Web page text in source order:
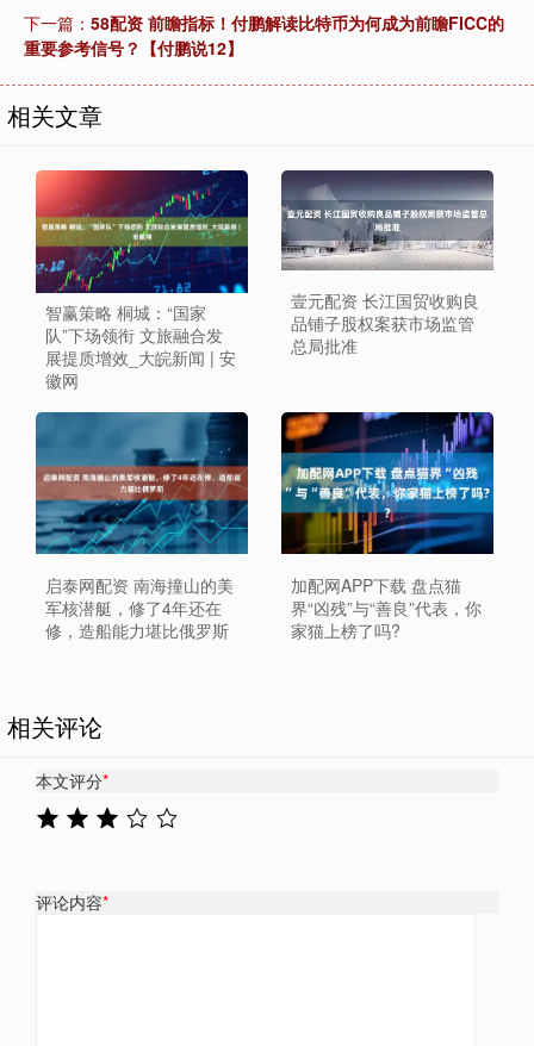
下一篇： 58配资 前瞻指标！付鹏解读比特币为何成为前瞻FICC的
重要参考信号？【付鹏说12】
相关文章
智赢策略 桐城：“国家
队”下场领衔 文旅融合发
展提质增效_大皖新闻 | 安
徽网
壹元配资 长江国贸收购良
品铺子股权案获市场监管
总局批准
启泰网配资 南海撞山的美
军核潜艇，修了4年还在
修，造船能力堪比俄罗斯
加配网APP下载 盘点猫
界“凶残”与“善良”代表，你
家猫上榜了吗?
相关评论
本文评分*
评论内容*